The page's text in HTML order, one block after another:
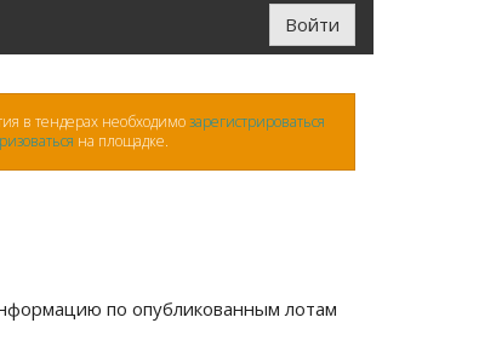
Войти
в тендерах необходимозарегистрироваться
на площадке.
по опубликованным лотам